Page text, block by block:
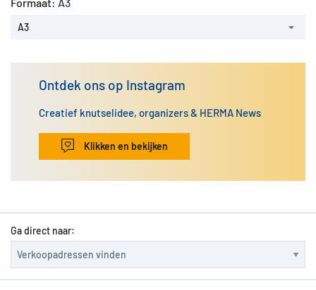
A3
Ontdek ons op Instagram
Creatief knutselidee, organizers & HERMA News
Klikken en bekijken
Ga direct naar: